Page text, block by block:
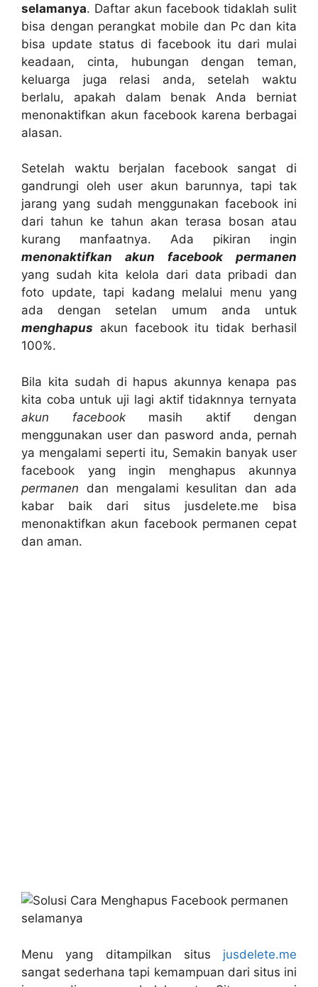
selamanya. Daftar akun facebook tidaklah sulit
bisa dengan perangkat mobile dan Pc dan kita
bisa update status di facebook itu dari mulai
keadaan, cinta, hubungan dengan teman,
keluarga juga relasi anda, setelah waktu
berlalu, apakah dalam benak Anda berniat
menonaktifkan akun facebook karena berbagai
alasan.
Setelah waktu berjalan facebook sangat di
gandrungi oleh user akun barunnya, tapi tak
jarang yang sudah menggunakan facebook ini
dari tahun ke tahun akan terasa bosan atau
kurang manfaatnya. Ada pikiran ingin
menonaktifkan akun facebook permanen
yang sudah kita kelola dari data pribadi dan
foto update, tapi kadang melalui menu yang
ada dengan setelan umum anda untuk
menghapus akun facebook itu tidak berhasil
100%.
Bila kita sudah di hapus akunnya kenapa pas
kita coba untuk uji lagi aktif tidaknnya ternyata
akun facebookmasih aktif dengan
menggunakan user dan pasword anda, pernah
ya mengalami seperti itu, Semakin banyak user
facebook yang ingin menghapus akunnya
permanen dan mengalami kesulitan dan ada
kabar baik dari situs jusdelete.me bisa
menonaktifkan akun facebook permanen cepat
dan aman.
Menu yang ditampilkan situs jusdelete.me
sangat sederhana tapi kemampuan dari situs ini